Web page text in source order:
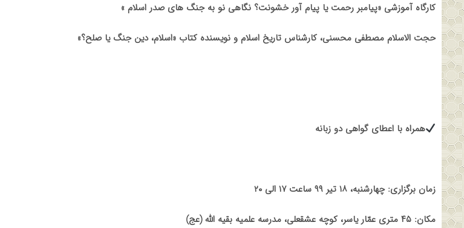
کارگاه آموزشی «پیامبر رحمت یا پیام آور خشونت؟ نگاهی نو به جنگ های صدر اسلام »
حجت الاسلام مصطفی محسنی، کارشناس تاریخ اسلام و نویسندۀ کتاب «اسلام، دین جنگ یا صلح؟»
همراه با اعطای گواهی دو زبانه
زمان برگزاری: چهارشنبه، ۱۸ تیر ۹۹ ساعت ۱۷ الی ۲۰
مکان: ۴۵ متری عمّار یاسر، کوچۀ عشقعلی، مدرسۀ علمیۀ بقیه الله (عج)